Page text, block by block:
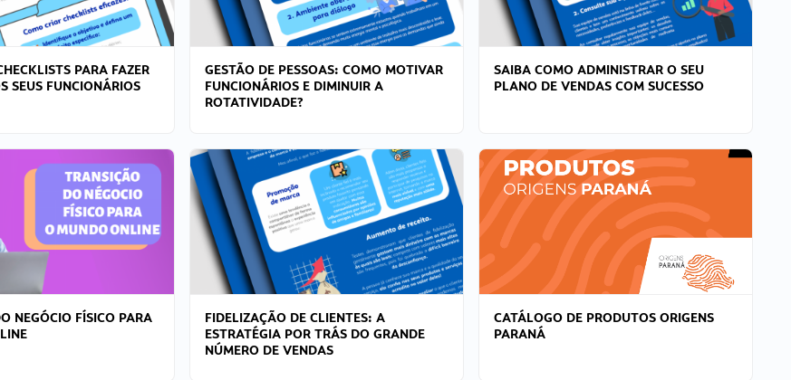
PARA FAZER
SEUS FUNCIONÁRIOS
GESTÃO DE PESSOAS: COMO MOTIVAR
FUNCIONÁRIOS E DIMINUIR A
ROTATIVIDADE?
SAIBA COMO ADMINISTRAR O SEU
PLANO DE VENDAS COM SUCESSO
NEGÓCIO FÍSICO PARA
FIDELIZAÇÃO DE CLIENTES: A
ESTRATÉGIA POR TRÁS DO GRANDE
NÚMERO DE VENDAS
CATÁLOGO DE PRODUTOS ORIGENS
PARANÁ